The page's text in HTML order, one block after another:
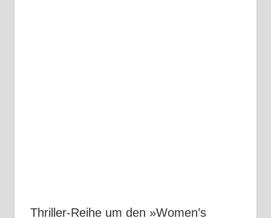
Thriller-Reihe um den »Women’s